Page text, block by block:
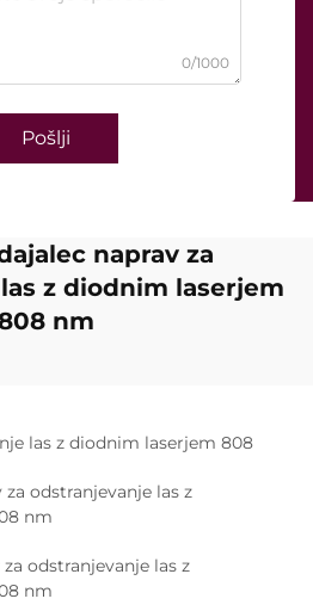
0/1000
Pošlji
naprav za
z diodnim laserjem
nm
las z diodnim laserjem 808
odstranjevanje las z
nm
odstranjevanje las z
nm